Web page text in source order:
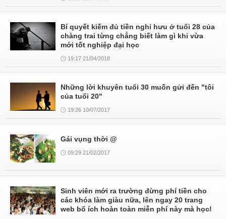
Bí quyết kiếm đủ tiền nghỉ hưu ở tuổi 28 của
chàng trai từng chẳng biết làm gì khi vừa
mới tốt nghiệp đại học
19:17 21/04/2018
Những lời khuyên tuổi 30 muốn gửi đến "tôi
của tuổi 20"
19:26 10/07/2017
Gái vụng thời @
09:29 21/02/2017
Sinh viên mới ra trường đừng phí tiền cho
các khóa làm giàu nữa, lên ngay 20 trang
web bổ ích hoàn toàn miễn phí này mà học!